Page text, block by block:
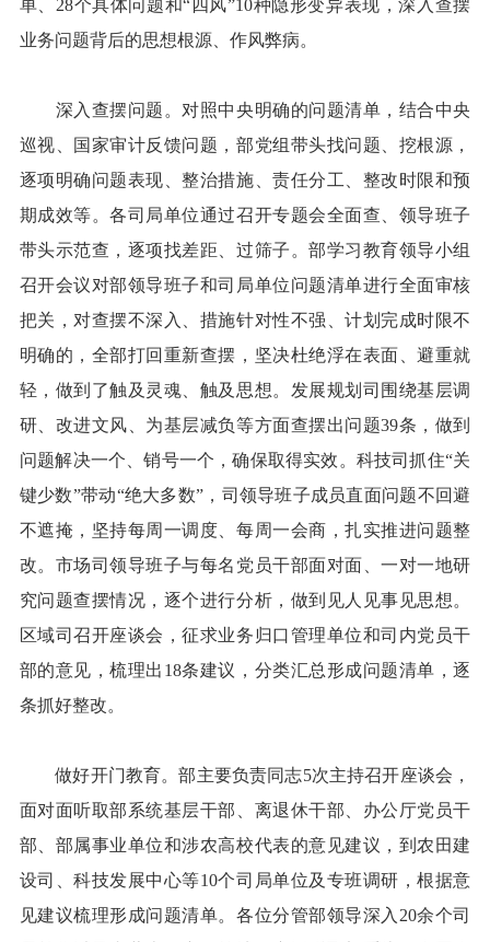
单、28个具体问题和“四风”10种隐形变异表现，深入查摆
业务问题背后的思想根源、作风弊病。
深入查摆问题。对照中央明确的问题清单，结合中央
巡视、国家审计反馈问题，部党组带头找问题、挖根源，
逐项明确问题表现、整治措施、责任分工、整改时限和预
期成效等。各司局单位通过召开专题会全面查、领导班子
带头示范查，逐项找差距、过筛子。部学习教育领导小组
召开会议对部领导班子和司局单位问题清单进行全面审核
把关，对查摆不深入、措施针对性不强、计划完成时限不
明确的，全部打回重新查摆，坚决杜绝浮在表面、避重就
轻，做到了触及灵魂、触及思想。发展规划司围绕基层调
研、改进文风、为基层减负等方面查摆出问题39条，做到
问题解决一个、销号一个，确保取得实效。科技司抓住“关
键少数”带动“绝大多数”，司领导班子成员直面问题不回避
不遮掩，坚持每周一调度、每周一会商，扎实推进问题整
改。市场司领导班子与每名党员干部面对面、一对一地研
究问题查摆情况，逐个进行分析，做到见人见事见思想。
区域司召开座谈会，征求业务归口管理单位和司内党员干
部的意见，梳理出18条建议，分类汇总形成问题清单，逐
条抓好整改。
做好开门教育。部主要负责同志5次主持召开座谈会，
面对面听取部系统基层干部、离退休干部、办公厅党员干
部、部属事业单位和涉农高校代表的意见建议，到农田建
设司、科技发展中心等10个司局单位及专班调研，根据意
见建议梳理形成问题清单。各位分管部领导深入20余个司